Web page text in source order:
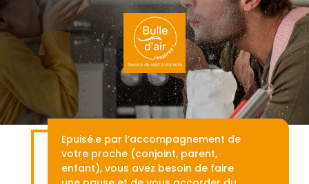
Epuisé.e par l’accompagnement de
votre proche (conjoint, parent,
enfant), vous avez besoin de faire